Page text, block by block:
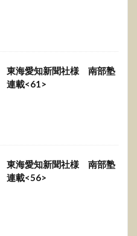
東海愛知新聞社様 南部塾
連載<61>
東海愛知新聞社様 南部塾
連載<56>